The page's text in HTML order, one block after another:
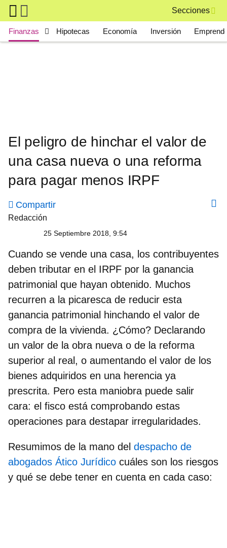
Skip to main content
Secciones
Main navigation
Finanzas Hipotecas Economía Inversión
El peligro de hinchar el valor de
una casa nueva o una reforma
para pagar menos IRPF
Compartir
Redacción
25 Septiembre 2018, 9:54
Cuando se vende una casa, los contribuyentes
deben tributar en el IRPF por la ganancia
patrimonial que hayan obtenido. Muchos
recurren a la picaresca de reducir esta
ganancia patrimonial hinchando el valor de
compra de la vivienda. ¿Cómo? Declarando
un valor de la obra nueva o de la reforma
superior al real, o aumentando el valor de los
bienes adquiridos en una herencia ya
prescrita. Pero esta maniobra puede salir
cara: el fisco está comprobando estas
operaciones para destapar irregularidades.
Resumimos de la mano del despacho de
abogados Ático Jurídico cuáles son los riesgos
y qué se debe tener en cuenta en cada caso: